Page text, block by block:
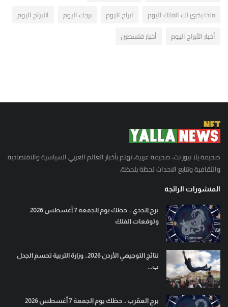
ماذا يخبئ لك الفلك اليوم
ابراج اليوم برجك اليوم
الأبراج اليوم
أخبار الأبراج اليوم
أخبار فلسطين
صحيفة يلا نيوز نت، صحيفة عربية، تهتم بأخبار العالم العربي السياسية والاقتصادية
والثقافية وتتابع الاحداث لحظة بلحظة.
المنشورات الرائجة
برج الجدي .. حظك يوم الجمعة 7 أغسطس 2026
وتوقعات الفلك
نتائج التوجيهي الأردن 2026.. وزارة التربية تحسم الجدل
ب...
برج العقرب .. حظك يوم الجمعة 7 أغسطس 2026